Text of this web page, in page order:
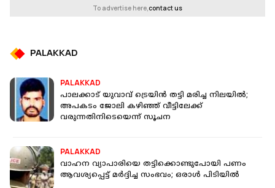
To advertise here,contact us
PALAKKAD
PALAKKAD
പാലക്കാട് യുവാവ് ട്രെയിന്‍ തട്ടി മരിച്ച നിലയില്‍;
അപകടം ജോലി കഴിഞ്ഞ് വീട്ടിലേക്ക്
വരുന്നതിനിടെയെന്ന് സൂചന
PALAKKAD
വാഹന വ്യാപാരിയെ തട്ടിക്കൊണ്ടുപോയി പണം
ആവശ്യപ്പെട്ട് മര്‍ദ്ദിച്ച സംഭവം; ഒരാള്‍ പിടിയില്‍